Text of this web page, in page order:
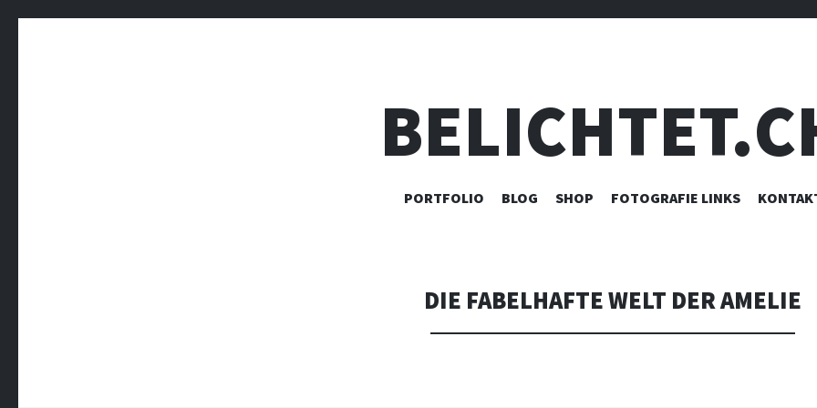
ZUM
PORTFOLIO BLOG SHOP FOTOGRAFIE LINKS
DIE FABELHAFTE WELT DER AMELIE